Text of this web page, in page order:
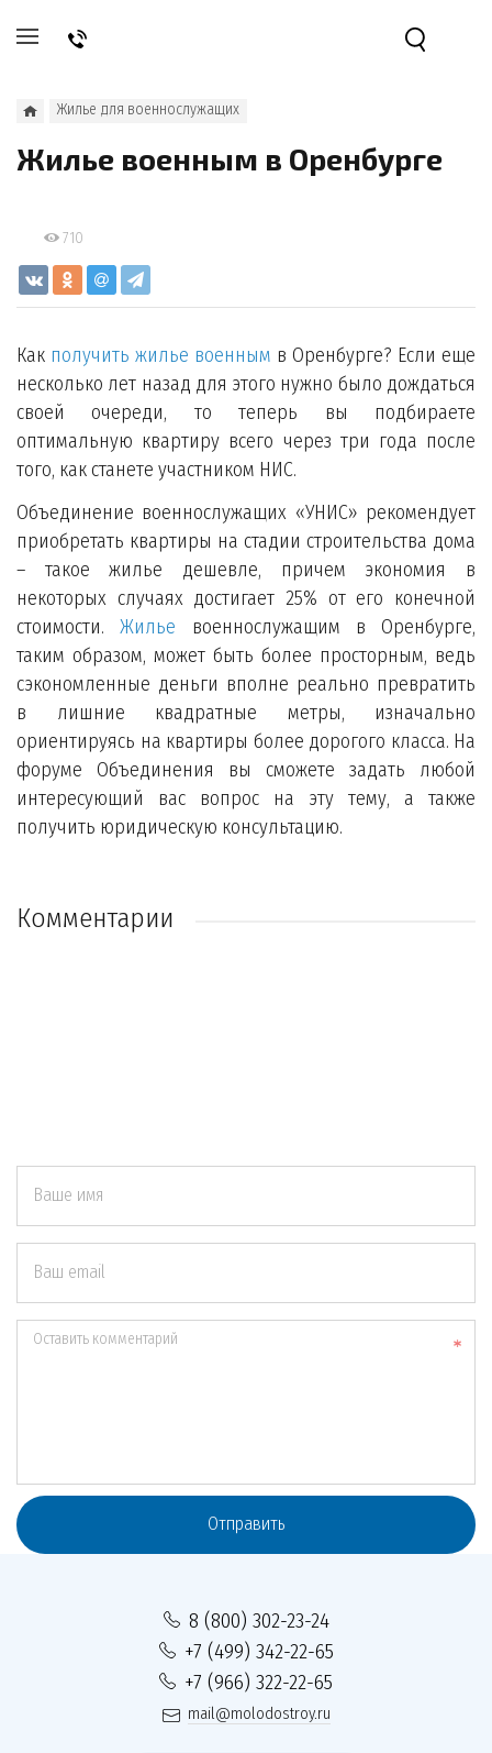
Жилье для военнослужащих
Жилье военным в Оренбурге
710
Как получить жилье военным в Оренбурге? Если еще
несколько лет назад для этого нужно было дождаться
своей очереди, то теперь вы подбираете
оптимальную квартиру всего через три года после
того, как станете участником НИС.
Объединение военнослужащих «УНИС» рекомендует
приобретать квартиры на стадии строительства дома
– такое жилье дешевле, причем экономия в
некоторых случаях достигает 25% от его конечной
стоимости.Жилье военнослужащим в Оренбурге,
таким образом, может быть более просторным, ведь
сэкономленные деньги вполне реально превратить
в лишние квадратные метры, изначально
ориентируясь на квартиры более дорогого класса. На
форуме Объединения вы сможете задать любой
интересующий вас вопрос на эту тему, а также
получить юридическую консультацию.
Комментарии
Ваше имя
Ваш email
Оставить комментарий
Отправить
8 (800) 302-23-24
+7 (499) 342-22-65
+7 (966) 322-22-65
mail@molodostroy.ru